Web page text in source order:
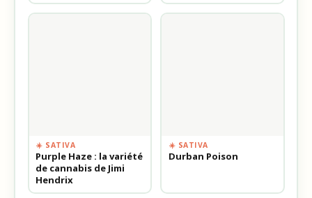
☀️ SATIVA
Purple Haze : la variété
de cannabis de Jimi
Hendrix
☀️ SATIVA
Durban Poison